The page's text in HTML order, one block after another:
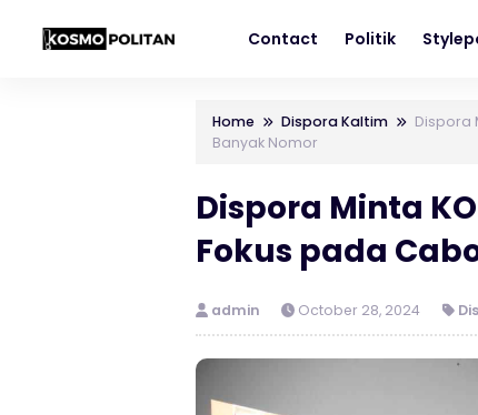
Contact Politik
Home Dispora Kaltim
Dispora
Banyak Nomor
Dispora Minta
Fokus pada
admin October 28, 2024